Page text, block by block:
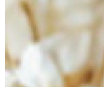
Pēc dzīvesveida
ES lauksaimniecība?